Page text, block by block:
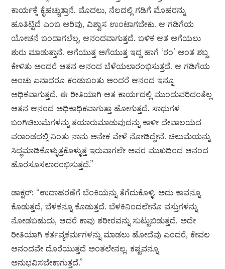
ಕಾರ್ಯಕ್ಕೆ ಕೈಹಚ್ಚುತ್ತಾನೆ. ಮೊದಲು, ನೆಲದಲ್ಲಿ ಗಡಿಗೆ ಮೊಹರನ್ನು
ಹೂತಿಟ್ಟಿದೆ ಎಂಬ ಅರಿವು, ವಿಶ್ವಾಸ ಉಂಟಾಗಬೇಕು. ಆ ಗಡಿಗೆಯ
ಯೋಚನೆ ಬಂದಾಗಲೆಲ್ಲ, ಆನಂದವಾಗುತ್ತದೆ. ಬಳಿಕ ಆತ ಅಗೆಯಲು
ಶುರು ಮಾಡುತ್ತಾನೆ. ಅಗೆಯುತ್ತ ಅಗೆಯುತ್ತ ಇದ್ದ ಹಾಗೆ ‘ಠಂ’ ಅಂತ ಶಬ್ದ
ಕೇಳಿತು ಅಂದರೆ ಆತನ ಆನಂದ ಬೆಳೆಯಲಾರಂಭಿಸುತ್ತದೆ. ಆ ಗಡಿಗೆಯ
ಅಂಚು ಏನಾದರೂ ಕಂಡುಬಂತು ಅಂದರೆ ಆನಂದ ಇನ್ನೂ
ಅಧಿಕವಾಗುತ್ತದೆ. ಈ ರೀತಿಯಾಗಿ ಆತ ಕಾರ್ಯದಲ್ಲಿ ಮುಂದುವರಿದಂತೆಲ್ಲ
ಆತನ ಆನಂದ ಅಧಿಕಾಧಿಕವಾಗುತ್ತಾ ಹೋಗುತ್ತದೆ. ಸಾಧುಗಳ
ಬಂಗಿಚಿಲುಮೆಗಳನ್ನು ತಯಾರುಮಾಡುವುದನ್ನು ಕಾಳೀ ದೇವಾಲಯದ
ವರಾಂಡದಲ್ಲಿ ನಿಂತು ನಾನು ಅನೇಕ ವೇಳೆ ನೋಡಿದ್ದೇನೆ. ಚಿಲುಮೆಯನ್ನು
ಸಿದ್ಧಮಾಡಿಕೊಳ್ಳುತ್ತಕೊಳ್ಳುತ್ತ ಇರುವಾಗಲೇ ಅವರ ಮುಖದಿಂದ ಆನಂದ
ಹೊರಸೂಸಲಾರಂಭಿಸುತ್ತದೆ.”
ಡಾಕ್ಟರ್: “ಉದಾಹರಣೆಗೆ ಬೆಂಕಿಯನ್ನು ತೆಗೆದುಕೊಳ್ಳಿ. ಅದು ಕಾವನ್ನೂ
ಕೊಡುತ್ತದೆ, ಬೆಳಕನ್ನೂ ಕೊಡುತ್ತದೆ. ಬೆಳಕಿನಿಂದಲೇನೊ ವಸ್ತುಗಳನ್ನು
ನೋಡಬಹುದು, ಆದರೆ ಕಾವು ಶರೀರವನ್ನು ಸುಟ್ಟುಬಿಡುತ್ತದೆ. ಅದೇ
ರೀತಿಯಾಗಿ ಕರ್ತವ್ಯಕರ್ಮಗಳನ್ನು ಮಾಡಲು ಹೋದೆವು ಎಂದರೆ, ಕೇವಲ
ಆನಂದವೇ ದೊರೆಯುತ್ತದೆ ಅಂತಲೇನಲ್ಲ. ಕಷ್ಟವನ್ನೂ
ಅನುಭವಿಸಬೇಕಾಗುತ್ತದೆ.”